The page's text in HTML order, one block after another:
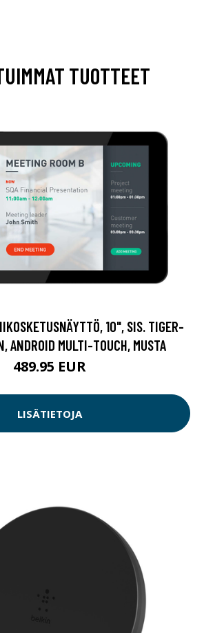
TUOTTEET
10", SIS. TIGER-
ANDROID MULTI-TOUCH, MUSTA
489.95 EUR
LISÄTIETOJA